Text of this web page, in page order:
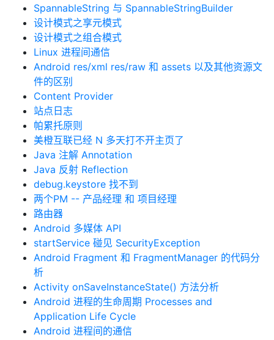
SpannableString 与 SpannableStringBuilder
设计模式之享元模式
设计模式之组合模式
Linux 进程间通信
Android res/xml res/raw 和 assets 以及其他资源文
件的区别
Content Provider
站点日志
帕累托原则
美橙互联已经 N 多天打不开主页了
Java 注解 Annotation
Java 反射 Reflection
debug.keystore 找不到
两个PM -- 产品经理 和 项目经理
路由器
Android 多媒体 API
startService 碰见 SecurityException
Android Fragment 和 FragmentManager 的代码分
析
Activity onSaveInstanceState() 方法分析
Android 进程的生命周期 Processes and
Application Life Cycle
Android 进程间的通信